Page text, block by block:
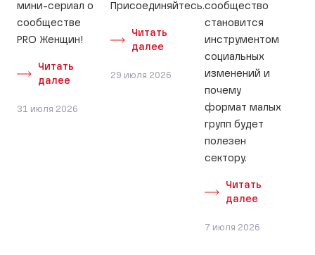
мини-сериал о
сообществе
PRO Женщин!
Читать
далее
31 июля 2026
Присоединяйтесь.
Читать
далее
29 июля 2026
сообщество
становится
инструментом
социальных
изменений и
почему
формат малых
групп будет
полезен
сектору.
Читать
далее
7 июля 2026